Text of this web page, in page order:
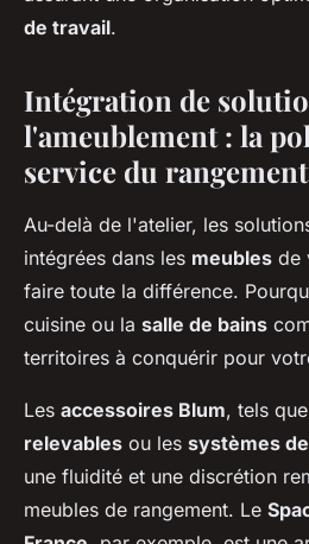
de travail.
Intégration de
l'ameublement : la
service du rangement
Au-delà de l'atelier, les
intégrées dans les meubles de
faire toute la différence.
cuisine ou la salle de bains
territoires à conquérir pour
Les accessoires Blum, tels
relevables ou les systèmes
une fluidité et une discrétion
meubles de rangement. Le